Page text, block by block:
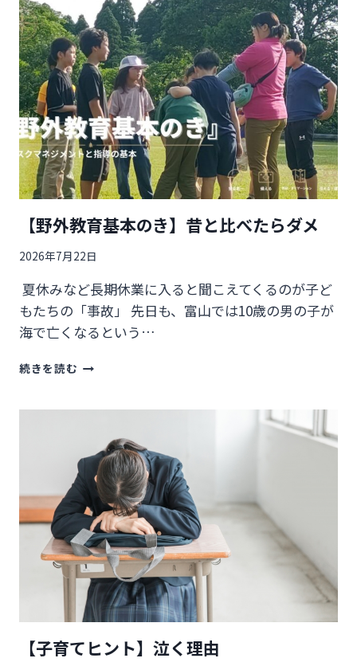
変
化
さ
せ
る
子
育
て】
「～
～
し
を
～
て
く
れ
る？」
【野外教育基本のき】昔と比べたらダメ
2026年7月22日
夏休みなど長期休業に入ると聞こえてくるのが子ど
もたちの「事故」 先日も、富山では10歳の男の子が
海で亡くなるという…
続きを読む 【野
育
の
き】
昔
と
比
べ
た
ら
ダ
メ
【子育てヒント】泣く理由